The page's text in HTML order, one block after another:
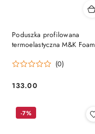
Poduszka profilowana
termoelastyczna M&K Foam
(0)
Cena:
133.00
-7%